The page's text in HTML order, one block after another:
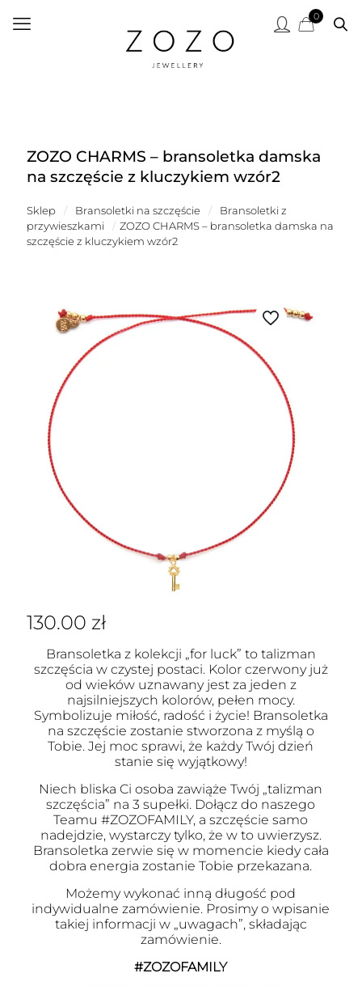
0
ZOZO CHARMS – bransoletka damska
na szczęście z kluczykiem wzór2
Sklep / Bransoletki na szczęście /
Bransoletki z
przywieszkami
/ ZOZO CHARMS – bransoletka damska na
szczęście z kluczykiem wzór2
130.00 zł
Bransoletka z kolekcji „for luck” to talizman
szczęścia w czystej postaci. Kolor czerwony już
od wieków uznawany jest za jeden z
najsilniejszych kolorów, pełen mocy.
Symbolizuje miłość, radość i życie! Bransoletka
na szczęście zostanie stworzona z myślą o
Tobie. Jej moc sprawi, że każdy Twój dzień
stanie się wyjątkowy!
Niech bliska Ci osoba zawiąże Twój „talizman
szczęścia” na 3 supełki. Dołącz do naszego
Teamu #ZOZOFAMILY, a szczęście samo
nadejdzie, wystarczy tylko, że w to uwierzysz.
Bransoletka zerwie się w momencie kiedy cała
dobra energia zostanie Tobie przekazana.
Możemy wykonać inną długość pod
indywidualne zamówienie. Prosimy o wpisanie
takiej informacji w „uwagach”, składając
zamówienie.
#ZOZOFAMILY